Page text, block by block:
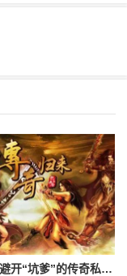
如何有效避开“坑爹”的传奇私服？辨别黑心服务器的指南